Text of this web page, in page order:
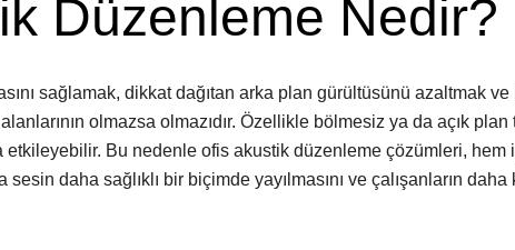
Düzenleme Nedir?
sağlamak, dikkat dağıtan arka plan gürültüsünü azaltmak
olmazsa olmazıdır. Özellikle bölmesiz ya da açık plan
Bu nedenle ofis akustik düzenleme çözümleri,
daha sağlıklı bir biçimde yayılmasını ve çalışanların daha